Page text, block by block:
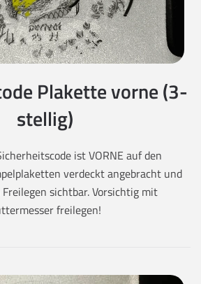
Plakette vorne (3-
stellig)
ist VORNE auf den
verdeckt angebracht und
sichtbar. Vorsichtig mit
freilegen!